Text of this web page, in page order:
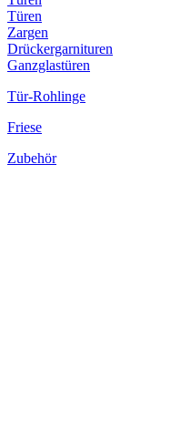
Türen
Zargen
Drückergarnituren
Ganzglastüren
Tür-Rohlinge
Friese
Zubehör